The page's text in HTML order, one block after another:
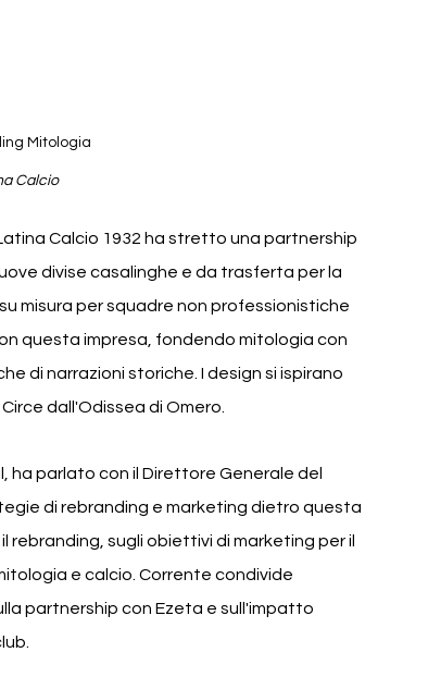
Mitologia
Calcio
Calcio 1932 ha stretto una partnership
divise casalinghe e da trasferta per la
misura per squadre non professionistiche
questa impresa, fondendo mitologia con
di narrazioni storiche. I design si ispirano
dall'Odissea di Omero.
ha parlato con il Direttore Generale del
di rebranding e marketing dietro questa
rebranding, sugli obiettivi di marketing per il
e calcio. Corrente condivide
partnership con Ezeta e sull'impatto